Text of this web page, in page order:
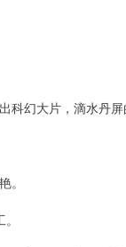
幻大片，滴水丹屏
。​